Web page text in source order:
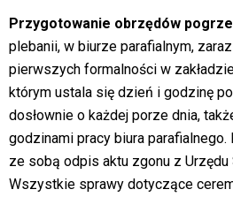
Przygotowanie obrzędów
plebanii, w biurze parafialnym,
pierwszych formalności w
którym ustala się dzień i godzinę
dosłownie o każdej porze dnia,
godzinami pracy biura
ze sobą odpis aktu zgonu z Urzędu
Wszystkie sprawy dotyczące